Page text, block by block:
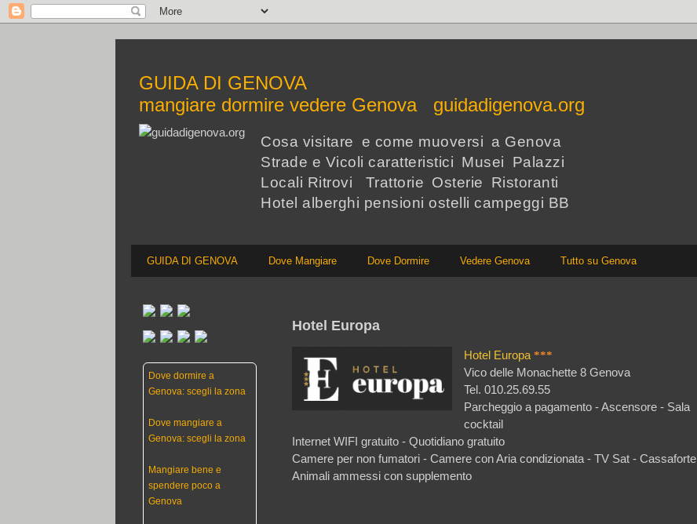
GUIDA DI GENOVA
mangiare dormire vedere Genova guidadigenova.org
Cosa visitare e come muoversi a Genova
Strade e Vicoli caratteristici Musei Palazzi
Locali Ritrovi Trattorie Osterie Ristoranti
Hotel alberghi pensioni ostelli campeggi BB
GUIDA DI GENOVA Dove Mangiare Dove Dormire Vedere Genova Tutto su Genova
Hotel Europa
Hotel Europa ***
Vico delle Monachette 8 Genova
Tel. 010.25.69.55
Parcheggio a pagamento - Ascensore - Sala
cocktail
Internet WIFI gratuito - Quotidiano gratuito
Camere per non fumatori - Camere con Aria condizionata - TV Sat - Cassaforte
Animali ammessi con supplemento
Dove dormire a
Genova: scegli la zona
Dove mangiare a
Genova: scegli la zona
Mangiare bene e
spendere poco a
Genova